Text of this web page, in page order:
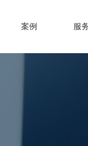
案例 服